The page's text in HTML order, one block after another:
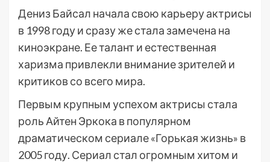
Дениз Байсал начала свою карьеру актрисы
в 1998 году и сразу же стала замечена на
киноэкране. Ее талант и естественная
харизма привлекли внимание зрителей и
критиков со всего мира.
Первым крупным успехом актрисы стала
роль Айтен Эркока в популярном
драматическом сериале «Горькая жизнь» в
2005 году. Сериал стал огромным хитом и